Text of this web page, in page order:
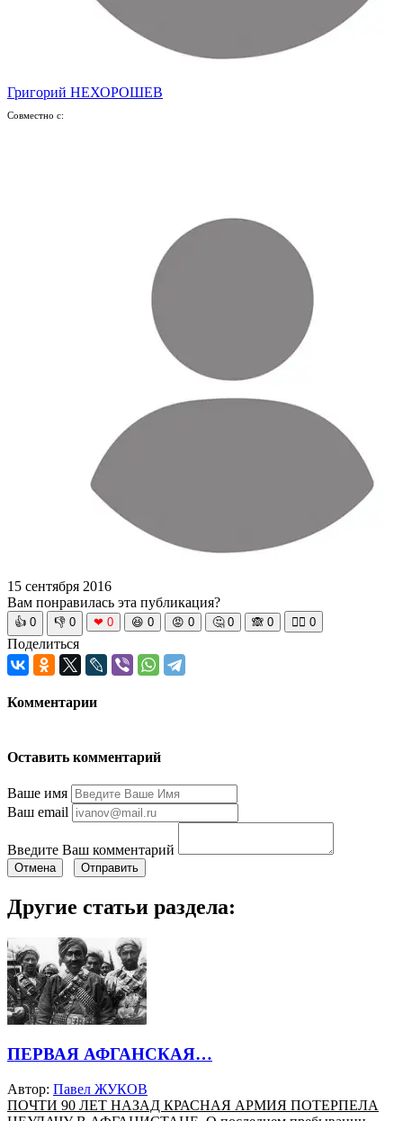
Григорий НЕХОРОШЕВ
Совместно с:
15 сентября 2016
Вам понравилась эта публикация?
👍 0 👎 0 ❤ 0 😆 0 😡 0 🤔 0 🙈 0 🧘‍♀️ 0
Поделиться
Комментарии
Оставить комментарий
Ваше имя
Ваш email
Введите Ваш комментарий
Отмена Отправить
Другие статьи раздела:
ПЕРВАЯ АФГАНСКАЯ…
Автор: Павел ЖУКОВ
ПОЧТИ 90 ЛЕТ НАЗАД КРАСНАЯ АРМИЯ ПОТЕРПЕЛА